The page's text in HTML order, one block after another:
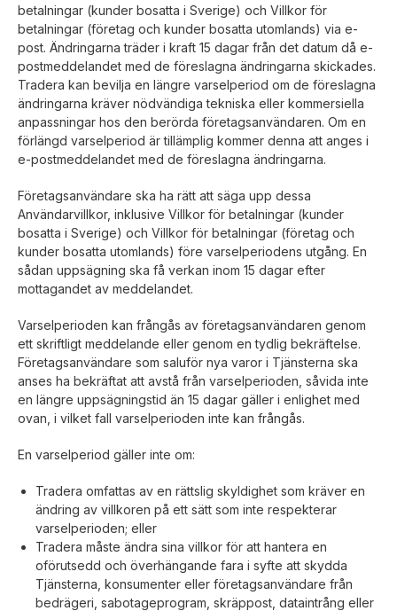
betalningar (kunder bosatta i Sverige) och Villkor för
betalningar (företag och kunder bosatta utomlands) via e-
post. Ändringarna träder i kraft 15 dagar från det datum då e-
postmeddelandet med de föreslagna ändringarna skickades.
Tradera kan bevilja en längre varselperiod om de föreslagna
ändringarna kräver nödvändiga tekniska eller kommersiella
anpassningar hos den berörda företagsanvändaren. Om en
förlängd varselperiod är tillämplig kommer denna att anges i
e-postmeddelandet med de föreslagna ändringarna.
Företagsanvändare ska ha rätt att säga upp dessa
Användarvillkor, inklusive Villkor för betalningar (kunder
bosatta i Sverige) och Villkor för betalningar (företag och
kunder bosatta utomlands) före varselperiodens utgång. En
sådan uppsägning ska få verkan inom 15 dagar efter
mottagandet av meddelandet.
Varselperioden kan frångås av företagsanvändaren genom
ett skriftligt meddelande eller genom en tydlig bekräftelse.
Företagsanvändare som saluför nya varor i Tjänsterna ska
anses ha bekräftat att avstå från varselperioden, såvida inte
en längre uppsägningstid än 15 dagar gäller i enlighet med
ovan, i vilket fall varselperioden inte kan frångås.
En varselperiod gäller inte om:
Tradera omfattas av en rättslig skyldighet som kräver en
ändring av villkoren på ett sätt som inte respekterar
varselperioden; eller
Tradera måste ändra sina villkor för att hantera en
oförutsedd och överhängande fara i syfte att skydda
Tjänsterna, konsumenter eller företagsanvändare från
bedrägeri, sabotageprogram, skräppost, dataintrång eller